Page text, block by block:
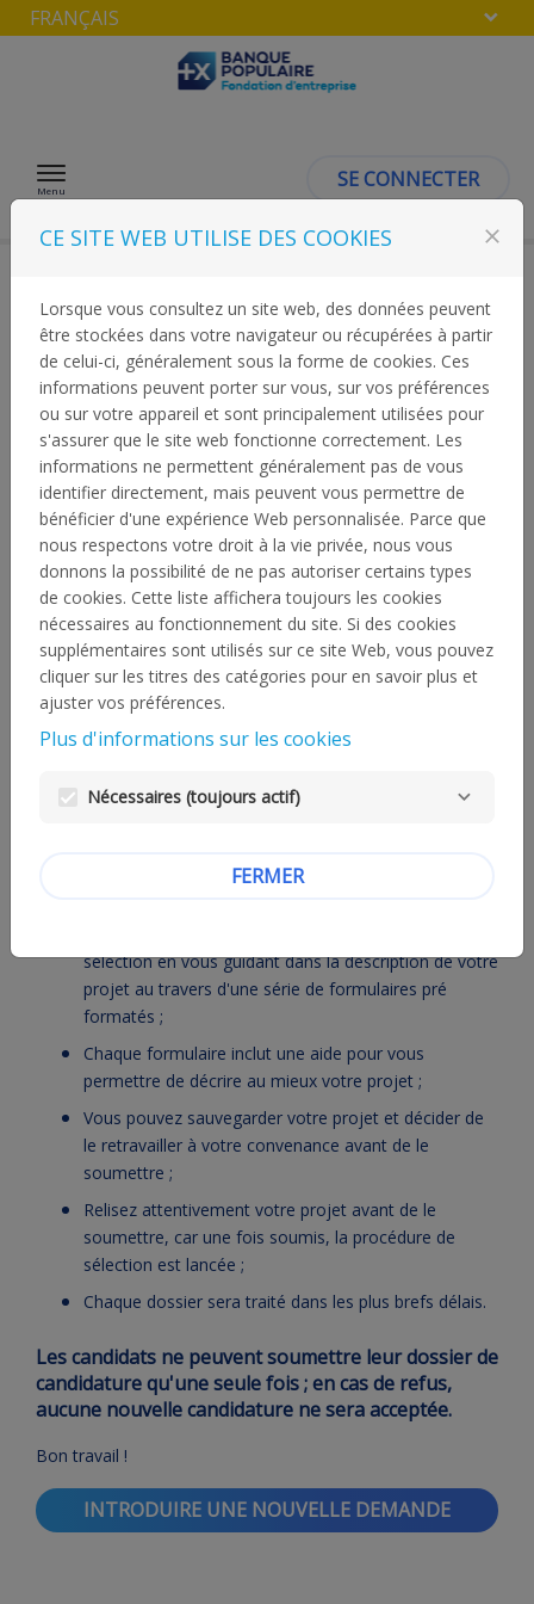
FRANÇAIS
Menu SE CONNECTER
DEVENIR LAUREAT «
FONDATION BANQUE
POPULAIRE »
Bienvenue sur notre espace « candidatures ».
Avant de commencer la présentation de votre projet de vie
et de soumettre votre candidature en ligne, nous vous
invitons à lire les points ci-dessous.
Nous vous rappelons également que la Fondation Banque
Populaire apporte un soutien aux projets de vie de
classique ou baroque, du handicap moteur ou sensoriel
(auditif ou visuel) et de l’artisanat d’art et non aux
sélection en vous guidant dans la description de votre
projet au travers d'une série de formulaires pré
formatés ;
Chaque formulaire inclut une aide pour vous
permettre de décrire au mieux votre projet ;
Vous pouvez sauvegarder votre projet et décider de
le retravailler à votre convenance avant de le
soumettre ;
Relisez attentivement votre projet avant de le
soumettre, car une fois soumis, la procédure de
sélection est lancée ;
Chaque dossier sera traité dans les plus brefs délais.
Les candidats ne peuvent soumettre leur dossier de
candidature qu'une seule fois ; en cas de refus,
aucune nouvelle candidature ne sera acceptée.
Bon travail !
INTRODUIRE UNE NOUVELLE DEMANDE
CE SITE WEB UTILISE DES COOKIES close
Lorsque vous consultez un site web, des données peuvent
être stockées dans votre navigateur ou récupérées à partir
de celui-ci, généralement sous la forme de cookies. Ces
informations peuvent porter sur vous, sur vos préférences
ou sur votre appareil et sont principalement utilisées pour
s'assurer que le site web fonctionne correctement. Les
informations ne permettent généralement pas de vous
identifier directement, mais peuvent vous permettre de
bénéficier d'une expérience Web personnalisée. Parce que
nous respectons votre droit à la vie privée, nous vous
donnons la possibilité de ne pas autoriser certains types
de cookies. Cette liste affichera toujours les cookies
nécessaires au fonctionnement du site. Si des cookies
supplémentaires sont utilisés sur ce site Web, vous pouvez
cliquer sur les titres des catégories pour en savoir plus et
ajuster vos préférences.
Plus d'informations sur les cookies
Nécessaires (toujours actif)
FERMER